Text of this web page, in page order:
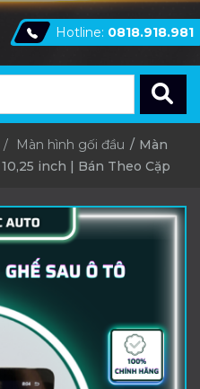
Hotline: 0818.918.981
Màn hình gối đầu
Màn
inch | Bán Theo Cặp